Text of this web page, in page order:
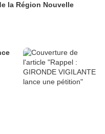
la Région Nouvelle